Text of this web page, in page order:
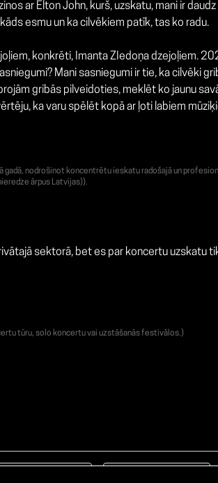
ar Elton John, kurš, uzskatu, mani ir
esmu un ka cilvēkiem patīk, tas ko radu.
konkrēti, Imanta ZIedoņa dzejoļiem.
Mani sasniegumi ir tie, ka cilvēki
gribās pilveidoties, meklēt ko jaunu
ka varu spēlēt kopā ar ļoti labiem
nodrošinot koncentrētu ieskatu radošajā un
ārpus Latvijas)).
sektorā, bet es par koncertu uzskatu
tūru, solo koncertu vai uzstāšanās festivālos.)